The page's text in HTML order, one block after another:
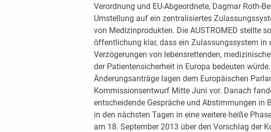
Verordnung und EU-Abgeordnete, Dagmar Roth-
Umstellung auf ein zentralisiertes
von Medizinpro­dukten. Die AUSTROMED stellte
öffentlichung klar, dass ein Zulassungssystem in
Verzögerungen von lebensrettenden,
der Patientensicherheit in Europa bedeuten
Änderungsanträge lagen dem Europäischen
Kommissionsentwurf Mitte Juni vor. Danach
entscheidende Gespräche und Abstimmungen in
in den nächsten Tagen in eine weitere heiße
am 18. September 2013 über den Vorschlag der